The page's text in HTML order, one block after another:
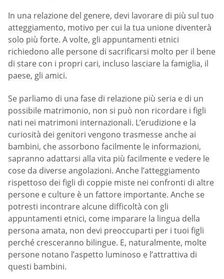
In una relazione del genere, devi lavorare di più sul tuo
atteggiamento, motivo per cui la tua unione diventerà
solo più forte. A volte, gli appuntamenti etnici
richiedono alle persone di sacrificarsi molto per il bene
di stare con i propri cari, incluso lasciare la famiglia, il
paese, gli amici.
Se parliamo di una fase di relazione più seria e di un
possibile matrimonio, non si può non ricordare i figli
nati nei matrimoni internazionali. L’erudizione e la
curiosità dei genitori vengono trasmesse anche ai
bambini, che assorbono facilmente le informazioni,
sapranno adattarsi alla vita più facilmente e vedere le
cose da diverse angolazioni. Anche l’atteggiamento
rispettoso dei figli di coppie miste nei confronti di altre
persone e culture è un fattore importante. Anche se
potresti incontrare alcune difficoltà con gli
appuntamenti etnici, come imparare la lingua della
persona amata, non devi preoccuparti per i tuoi figli
perché cresceranno bilingue. E, naturalmente, molte
persone notano l’aspetto luminoso e l’attrattiva di
questi bambini.